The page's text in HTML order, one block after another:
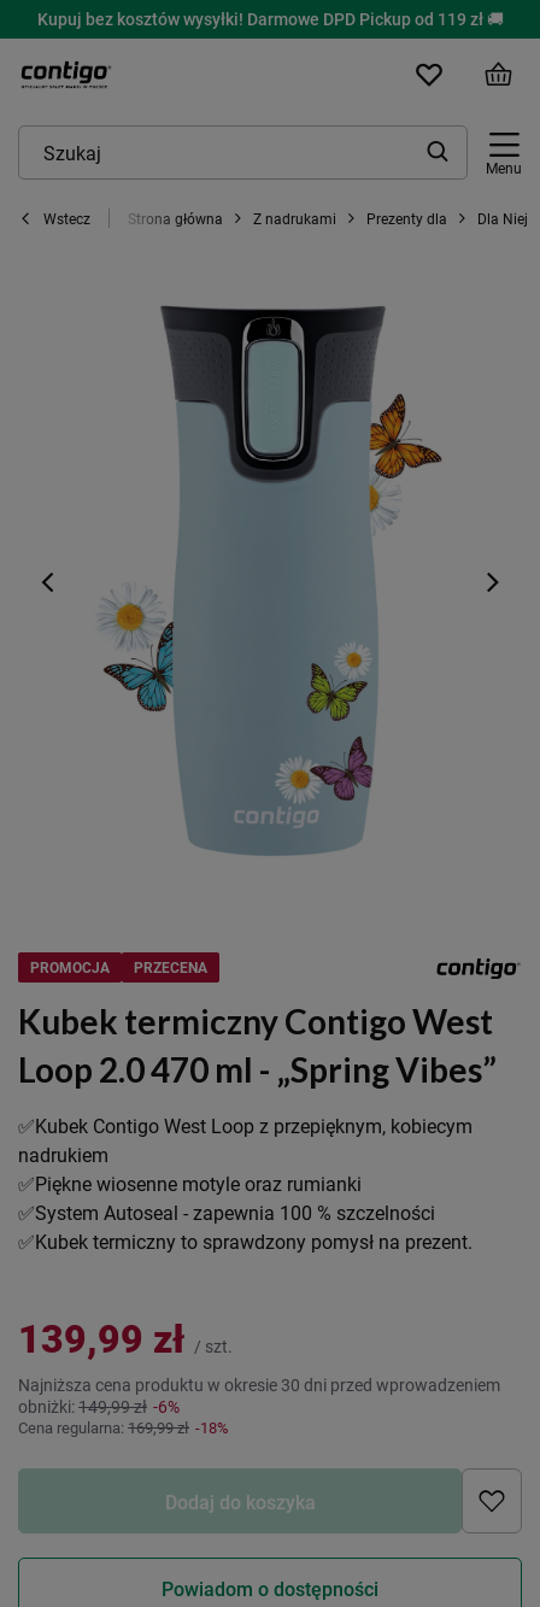
Kupuj bez kosztów wysyłki! Darmowe DPD Pickup od 119 zł 🚚
Menu
Wstecz Strona główna Z nadrukami Prezenty dla Dla Niej
PROMOCJA PRZECENA
Kubek termiczny Contigo West
Loop 2.0 470 ml - „Spring Vibes”
✅Kubek Contigo West Loop z przepięknym, kobiecym
nadrukiem
✅Piękne wiosenne motyle oraz rumianki
✅System Autoseal - zapewnia 100 % szczelności
✅Kubek termiczny to sprawdzony pomysł na prezent.
139,99 zł / szt.
Najniższa cena produktu w okresie 30 dni przed wprowadzeniem
obniżki:149,99 zł -6%
Cena regularna: 169,99 zł -18%
Dodaj do koszyka
Powiadom o dostępności